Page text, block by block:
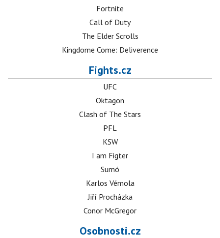
Fortnite
Call of Duty
The Elder Scrolls
Kingdome Come: Deliverence
Fights.cz
UFC
Oktagon
Clash of The Stars
PFL
KSW
I am Figter
Sumó
Karlos Vémola
Jiří Procházka
Conor McGregor
Osobnosti.cz